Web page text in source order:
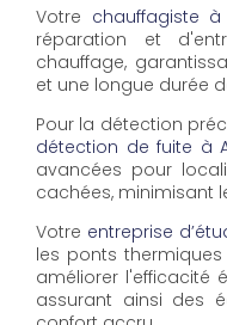
Votre chauffagiste à
réparation et
chauffage,
et une longue durée
Pour la détection
détection de fuite à
avancées pour
cachées, minimisant
Votre entreprise
les ponts
améliorer l'efficacité
assurant ainsi des